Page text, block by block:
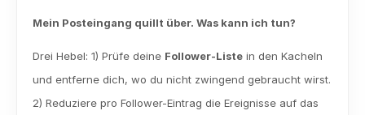
Mein Posteingang quillt über. Was kann ich tun?
Drei Hebel: 1) Prüfe deine Follower-Liste in den Kacheln
und entferne dich, wo du nicht zwingend gebraucht wirst.
2) Reduziere pro Follower-Eintrag die Ereignisse auf das